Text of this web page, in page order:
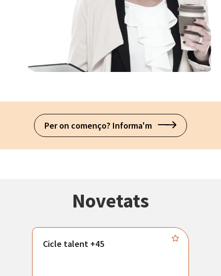
Per on començo? Informa'm
Novetats
Cicle talent +45